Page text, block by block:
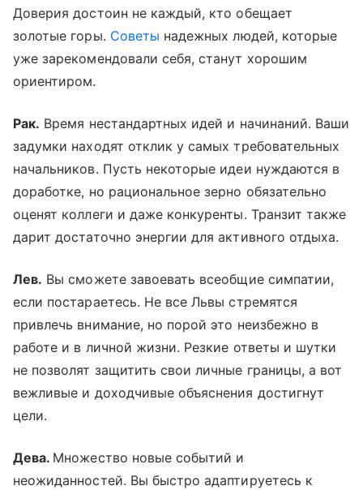
Доверия достоин не каждый, кто обещает
золотые горы. Советы надежных людей, которые
уже зарекомендовали себя, станут хорошим
ориентиром.
Рак. Время нестандартных идей и начинаний. Ваши
задумки находят отклик у самых требовательных
начальников. Пусть некоторые идеи нуждаются в
доработке, но рациональное зерно обязательно
оценят коллеги и даже конкуренты. Транзит также
дарит достаточно энергии для активного отдыха.
Лев. Вы сможете завоевать всеобщие симпатии,
если постараетесь. Не все Львы стремятся
привлечь внимание, но порой это неизбежно в
работе и в личной жизни. Резкие ответы и шутки
не позволят защитить свои личные границы, а вот
вежливые и доходчивые объяснения достигнут
цели.
Дева. Множество новые событий и
неожиданностей. Вы быстро адаптируетесь к